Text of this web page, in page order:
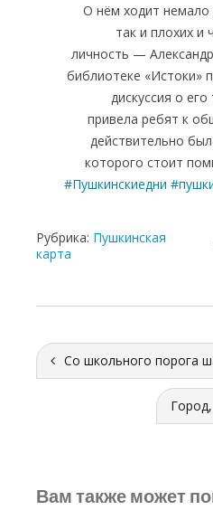
О нём ходит немало
так и плохих и
личность —
библиотеке «Истоки»
дискуссия о
привела ребят к
действительно
которого стоит
#Пушкинскиедни
Рубрика: Пушкинская
карта
Со школьного порога
Вам также может